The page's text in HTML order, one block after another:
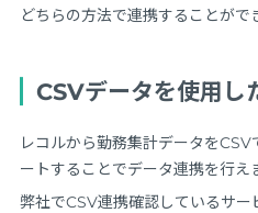
どちらの方法で連携することがで
CSVデータを使用し
レコルから勤務集計データを
ートすることでデータ連携を行え
弊社でCSV連携確認しているサー